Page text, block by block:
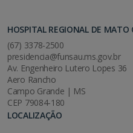
HOSPITAL REGIONAL DE MATO
(67) 3378-2500
presidencia@funsau.ms.gov.br
Av. Engenheiro Lutero Lopes 36
Aero Rancho
Campo Grande | MS
CEP 79084-180
LOCALIZAÇÃO